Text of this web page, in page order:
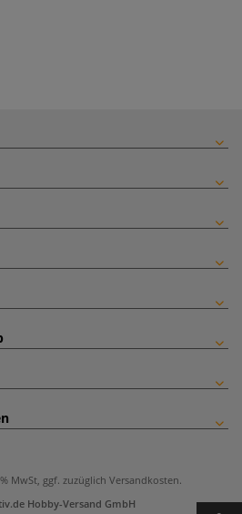
MwSt, ggf. zuzüglich Versandkosten.
Hobby-Versand GmbH